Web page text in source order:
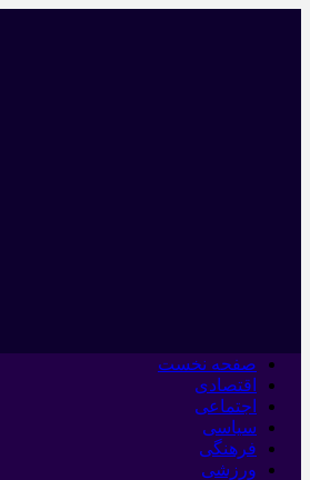
صفحه نخست
اقتصادی
اجتماعی
سیاسی
فرهنگی
ورزشی